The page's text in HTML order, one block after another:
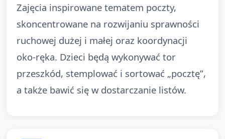
Zajęcia inspirowane tematem poczty,
skoncentrowane na rozwijaniu sprawności
ruchowej dużej i małej oraz koordynacji
oko‑ręka. Dzieci będą wykonywać tor
przeszkód, stemplować i sortować „pocztę”,
a także bawić się w dostarczanie listów.